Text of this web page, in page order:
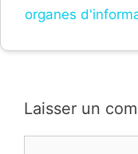
organes
Laisser un